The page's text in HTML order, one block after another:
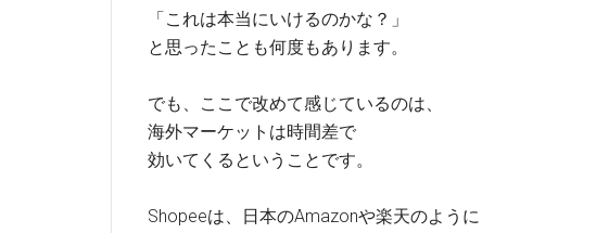
「これは本当にいけるのかな？」
と思ったことも何度もあります。
でも、ここで改めて感じているのは、
海外マーケットは時間差で
効いてくるということです。
Shopeeは、日本のAmazonや楽天のように